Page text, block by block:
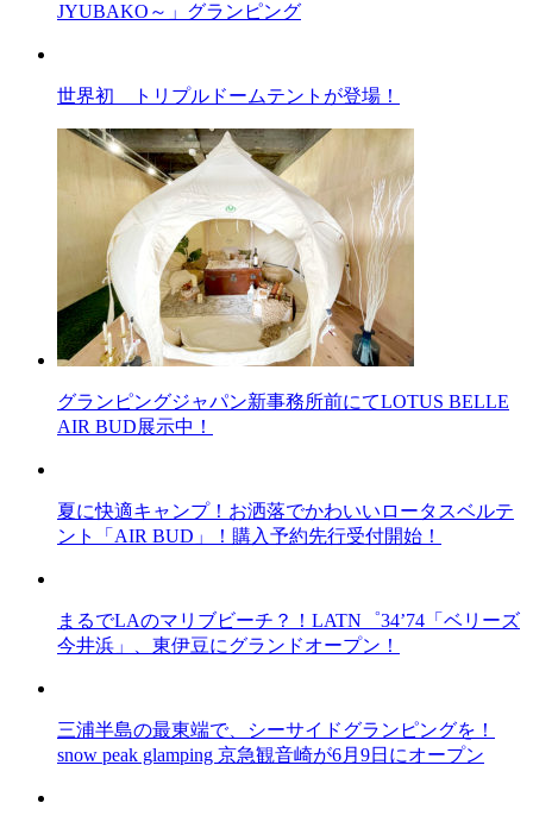
JYUBAKO～」グランピング
世界初 トリプルドームテントが登場！
グランピングジャパン新事務所前にてLOTUS BELLE
AIR BUD展示中！
夏に快適キャンプ！お洒落でかわいいロータスベルテ
ント「AIR BUD」！購入予約先行受付開始！
まるでLAのマリブビーチ？！LATN゜34’74「ベリーズ
今井浜」、東伊豆にグランドオープン！
三浦半島の最東端で、シーサイドグランピングを！
snow peak glamping 京急観音崎が6月9日にオープン